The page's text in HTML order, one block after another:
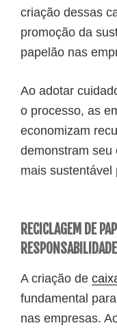
criação dessas
promoção da
papelão nas
Ao adotar
o processo, as
economizam
demonstram seu
mais sustentável
RECICLAGEM DE
A criação de
fundamental
nas empresas.